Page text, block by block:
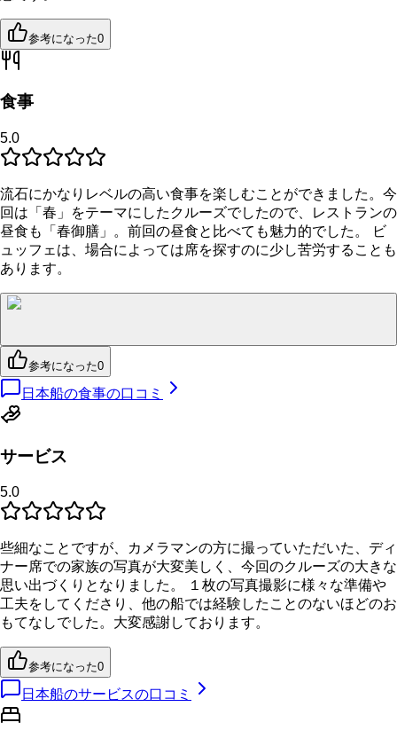
参考になった0
食事
5.0
流石にかなりレベルの高い食事を楽しむことができました。今
回は「春」をテーマにしたクルーズでしたので、レストランの
昼食も「春御膳」。前回の昼食と比べても魅力的でした。 ビ
ュッフェは、場合によっては席を探すのに少し苦労することも
あります。
参考になった0
日本船の食事の口コミ
サービス
5.0
些細なことですが、カメラマンの方に撮っていただいた、ディ
ナー席での家族の写真が大変美しく、今回のクルーズの大きな
思い出づくりとなりました。 １枚の写真撮影に様々な準備や
工夫をしてくださり、他の船では経験したことのないほどのお
もてなしでした。大変感謝しております。
参考になった0
日本船のサービスの口コミ